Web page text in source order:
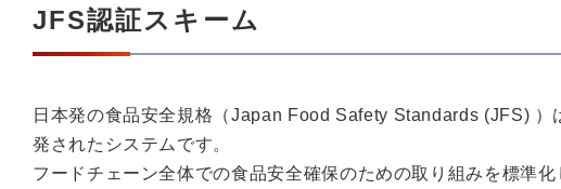
JFS認証スキーム
日本発の食品安全規格（Japan Food Safety Standards (JFS)
発されたシステムです。
フードチェーン全体での食品安全確保のための取り組みを標準